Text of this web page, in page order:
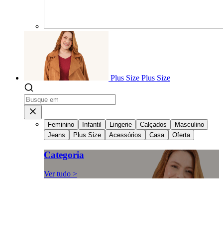
Plus Size Plus Size
Feminino Infantil Lingerie Calçados
Masculino
Jeans
Plus Size Acessórios Casa Oferta
Categoria
Ver tudo >